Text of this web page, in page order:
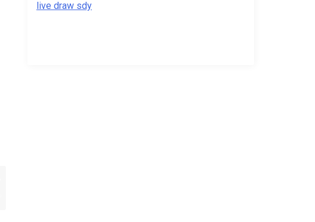
live draw sdy